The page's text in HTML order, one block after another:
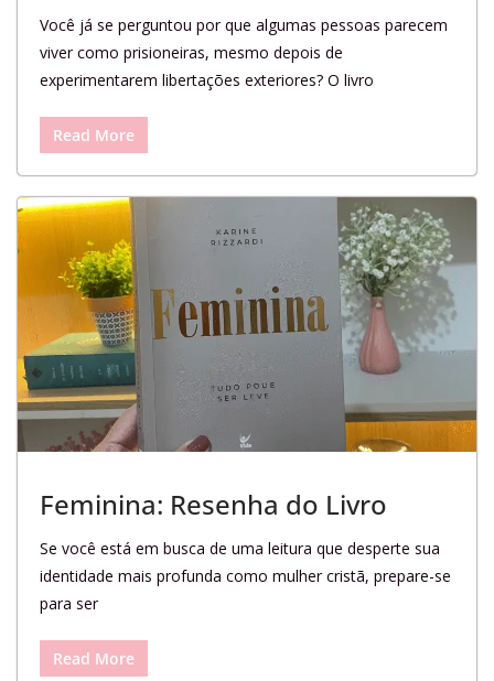
Você já se perguntou por que algumas pessoas parecem
viver como prisioneiras, mesmo depois de
experimentarem libertações exteriores? O livro
Read More
Feminina: Resenha do Livro
Se você está em busca de uma leitura que desperte sua
identidade mais profunda como mulher cristã, prepare-se
para ser
Read More